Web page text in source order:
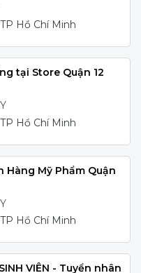
TP Hồ Chí Minh
tại Store Quận 12
TP Hồ Chí Minh
Hàng Mỹ Phẩm Quận
TP Hồ Chí Minh
VIÊN - Tuyển nhân